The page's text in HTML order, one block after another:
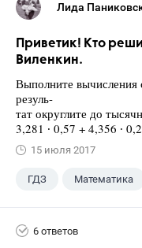
Лида
Приветик! Кто
Виленкин.
Выполните
резуль-
тат округлите до
3,281 ∙ 0,57 + 4,356 ∙
15 июля 2017
ГДЗ Математика
6 ответов